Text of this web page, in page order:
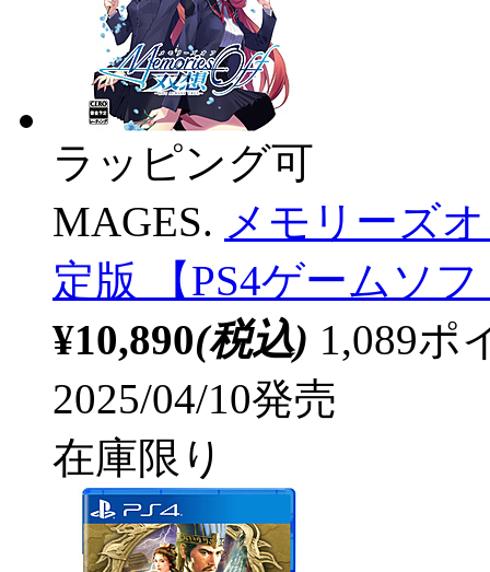
ラッピング可
MAGES. メモリーズ
定版 【PS4ゲームソ
¥10,890(税込) 1,089ポ
2025/04/10発売
在庫限り